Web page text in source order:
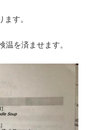
す。
温を済ませます。